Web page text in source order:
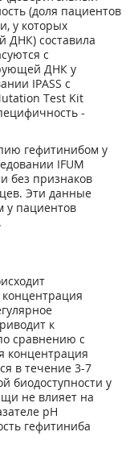
(доля пациентов
у которых
ДНК) составила
с
ДНК у
IPASS с
Test Kit
-
гефитинибом у
IFUM
без признаков
Эти данные
у пациентов
к
сравнению с
концентрация
в течение 3-7
биодоступности у
не влияет на
pH
гефитиниба